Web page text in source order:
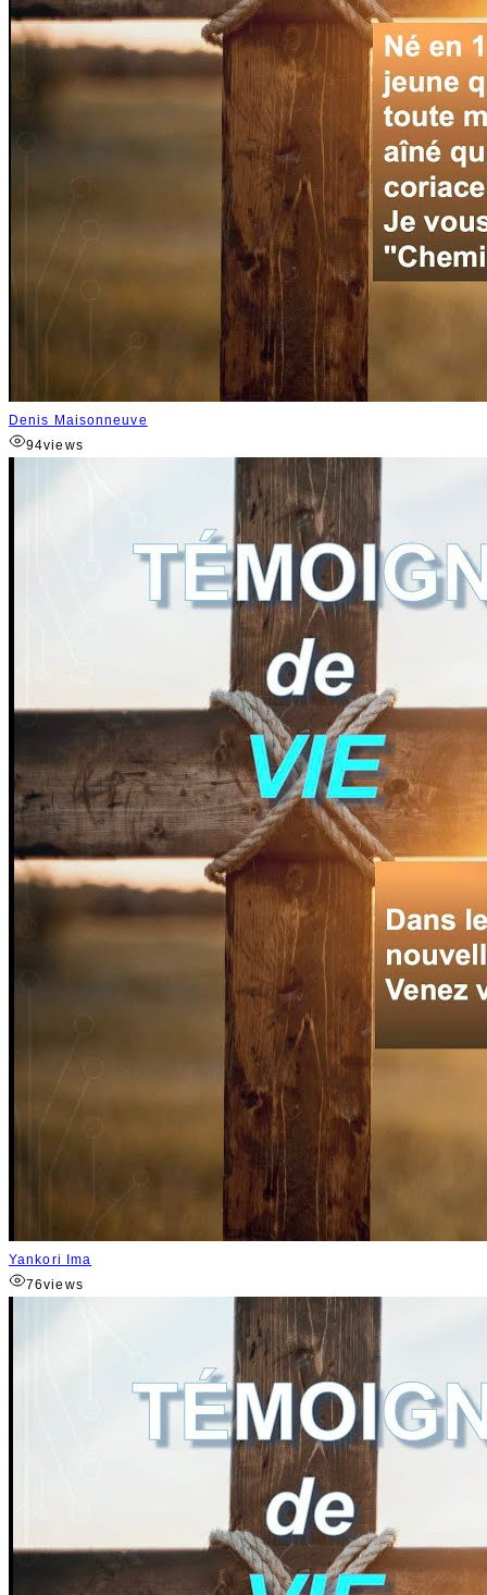
Denis Maisonneuve
94views
Yankori Ima
76views